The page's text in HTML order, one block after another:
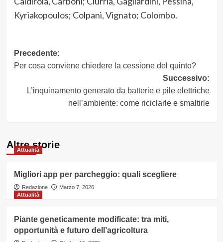
Kyriakopoulos; Colpani, Vignato; Colombo.
Navigazione
articolo
Precedente:
Per cosa conviene chiedere la cessione del quinto?
Successivo:
L’inquinamento generato da batterie e pile elettriche
nell’ambiente: come riciclarle e smaltirle
Altre storie
Attualità
Migliori app per parcheggio: quali scegliere
Redazione
Marzo 7, 2026
Attualità
Piante geneticamente modificate: tra miti,
opportunità e futuro dell’agricoltura